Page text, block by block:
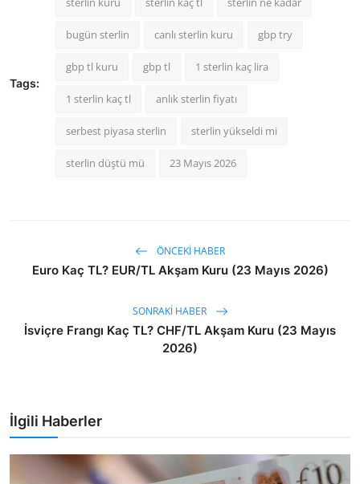
Tags:
bugün sterlin canlı sterlin kuru gbp try
gbp tl kuru gbp tl 1 sterlin kaç lira
1 sterlin kaç tl anlık sterlin fiyatı
serbest piyasa sterlin sterlin yükseldi mi
sterlin düştü mü 23 Mayıs 2026
ÖNCEKI HABER
Euro Kaç TL? EUR/TL Akşam Kuru (23 Mayıs 2026)
SONRAKI HABER
İsviçre Frangı Kaç TL? CHF/TL Akşam Kuru (23 Mayıs
2026)
İlgili Haberler